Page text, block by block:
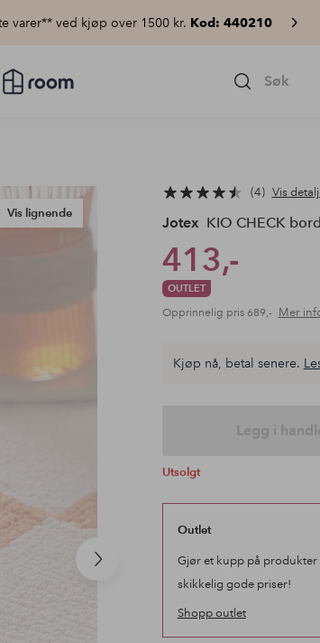
varer** ved kjøp over 1500 kr. Kod: 440210
Søk
Neste
produkt
Vis lignende
4 Vis
Jotex KIO CHECK
413,-
OUTLET
Opprinnelig pris 689,- Mer
Kjøp nå, betal senere.
Legg i
Utsolgt
Outlet
Gjør et kupp på produkter
skikkelig gode priser!
Shopp outlet